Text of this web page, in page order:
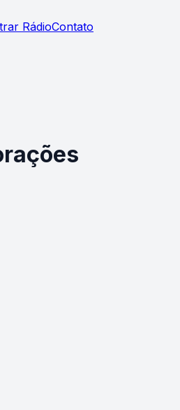
RádioContato